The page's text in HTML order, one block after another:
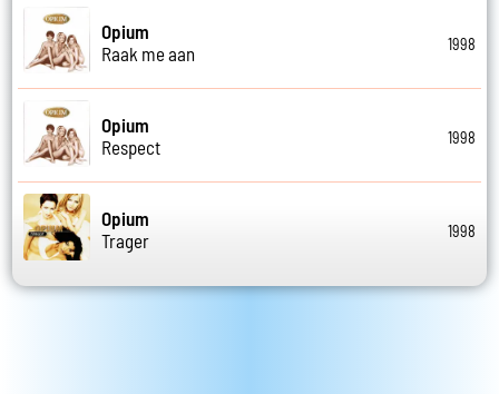
Opium
Raak me aan
1998
Opium
Respect
1998
Opium
Trager
1998